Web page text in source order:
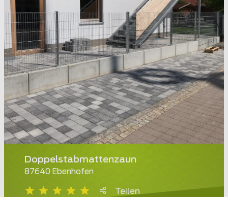
Doppelstabmattenzaun
87640 Ebenhofen
Teilen